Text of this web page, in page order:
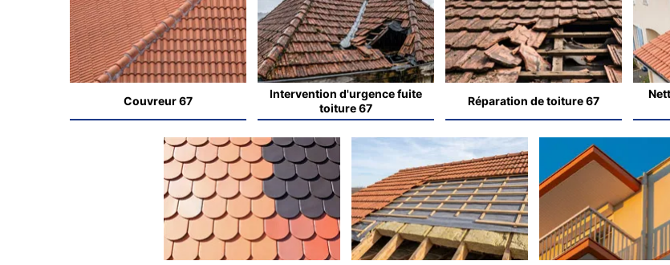
Couvreur 67
Intervention d'urgence fuite
toiture 67
Réparation de toiture 67